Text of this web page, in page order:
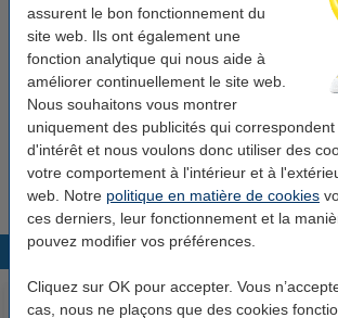
assurent le bon fonctionnement du
site web. Ils ont également une
fonction analytique qui nous aide à
améliorer continuellement le site web.
Nous souhaitons vous montrer
uniquement des publicités qui
d'intérêt et nous voulons donc utiliser des
votre comportement à l'intérieur et à
web. Notre politique en matière de cookies
ces derniers, leur fonctionnement et la
pouvez modifier vos préférences.
Cliquez sur OK pour accepter. Vous
cas, nous ne plaçons que des cookies
Offre : 10x Tony's Chocolonely barre
chocolat au lait 50 grammes
20,25 €
Offre combinée : 123encre thé 3
21,50 € 18,28 €
Produits populaires